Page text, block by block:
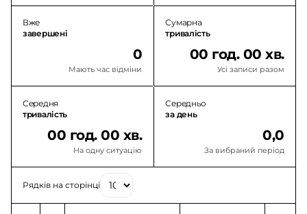
Вже
завершені
0
Мають час відміни
Сумарна
тривалість
00 год. 00 хв.
Усі записи разом
Середня
тривалість
00 год. 00 хв.
На одну ситуацію
Середньо
за день
0,0
За вибраний період
Рядків на сторінці